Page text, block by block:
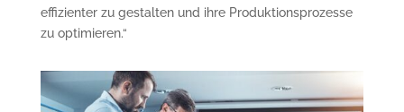
effizienter zu gestalten und ihre Produktionsprozesse
zu optimieren.“